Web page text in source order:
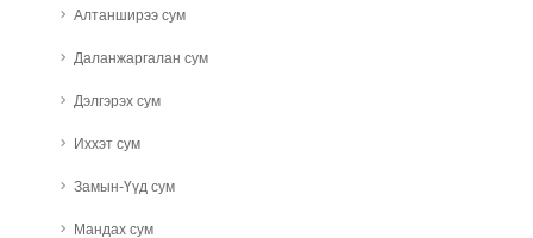
Алтанширээ сум
Даланжаргалан сум
Дэлгэрэх сум
Иххэт сум
Замын-Үүд сум
Мандах сум